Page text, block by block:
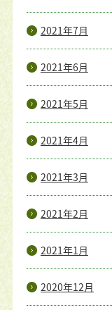
2021年7月
2021年6月
2021年5月
2021年4月
2021年3月
2021年2月
2021年1月
2020年12月